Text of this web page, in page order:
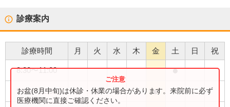
診療案内
診療時間 月 火 水 木 金 土 日 祝
8:30〜11:00 ●
9:00〜12:00 ● ● ● ●
お盆(8月中旬)は休診・休業の場合があります。来院前に必ず
医療機関に直接ご確認ください。